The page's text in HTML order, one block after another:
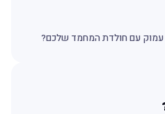
עמוק עם חולדת המחמד שלכם?